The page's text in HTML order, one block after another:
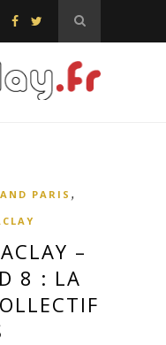
PARIS ,
–
8 : LA